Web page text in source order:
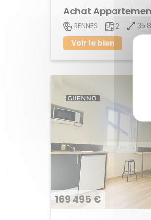
RENNES 2
Voir le bien
169 495 €